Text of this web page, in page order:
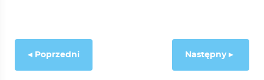
Poprzedni Następny